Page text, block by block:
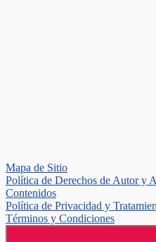
Mapa de Sitio
Política de Derechos de Autor y
Contenidos
Política de Privacidad y
Términos y Condiciones